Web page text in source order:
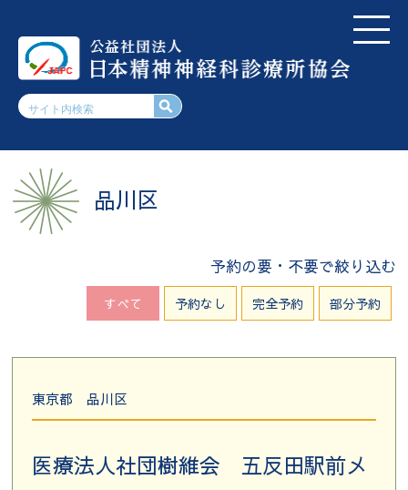
品川区
予約の要・不要で絞り込む
すべて 予約なし 完全予約 部分予約
東京都 品川区
医療法人社団樹維会 五反田駅前メ